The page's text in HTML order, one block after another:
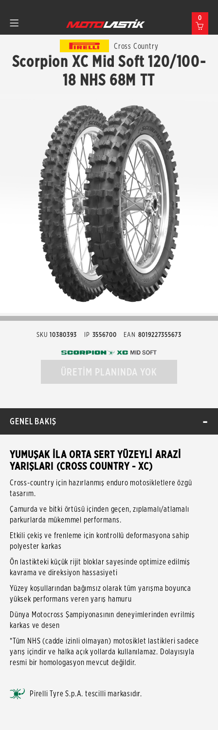
0
Cross Country
Scorpion XC Mid Soft 120/100-
18 NHS 68M TT
SKU 10380393 IP 3556700 EAN 8019227355673
ÜRETİM PLANINDA YOK
GENEL BAKIŞ
YUMUŞAK İLA ORTA SERT YÜZEYLİ ARAZİ
YARIŞLARI (CROSS COUNTRY - XC)
Cross-country için hazırlanmış enduro motosikletlere özgü
tasarım.
Çamurda ve bitki örtüsü içinden geçen, zıplamalı/atlamalı
parkurlarda mükemmel performans.
Etkili çekiş ve frenleme için kontrollü deformasyona sahip
polyester karkas
Ön lastikteki küçük rijit bloklar sayesinde optimize edilmiş
kavrama ve direksiyon hassasiyeti
Yüzey koşullarından bağımsız olarak tüm yarışma boyunca
yüksek performans veren yarış hamuru
Dünya Motocross Şampiyonasının deneyimlerinden evrilmiş
karkas ve desen
*Tüm NHS (cadde izinli olmayan) motosiklet lastikleri sadece
yarış içindir ve halka açık yollarda kullanılamaz. Dolayısıyla
resmi bir homologasyon mevcut değildir.
Pirelli Tyre S.p.A. tescilli markasıdır.